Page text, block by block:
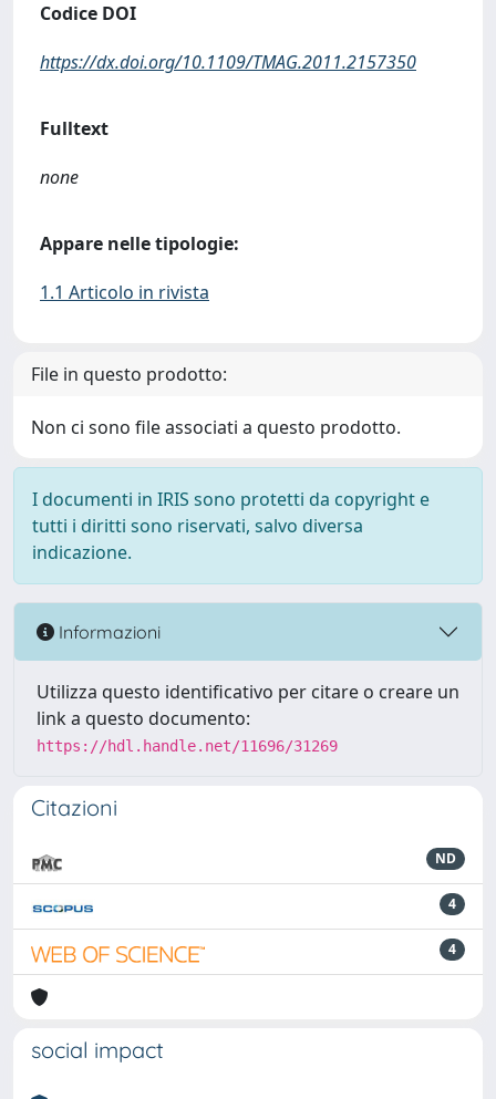
Codice DOI
https://dx.doi.org/10.1109/TMAG.2011.2157350
Fulltext
none
Appare nelle tipologie:
1.1 Articolo in rivista
File in questo prodotto:
Non ci sono file associati a questo prodotto.
I documenti in IRIS sono protetti da copyright e
tutti i diritti sono riservati, salvo diversa
indicazione.
Informazioni
Utilizza questo identificativo per citare o creare un
link a questo documento:
https://hdl.handle.net/11696/31269
Citazioni
ND
4
4
social impact